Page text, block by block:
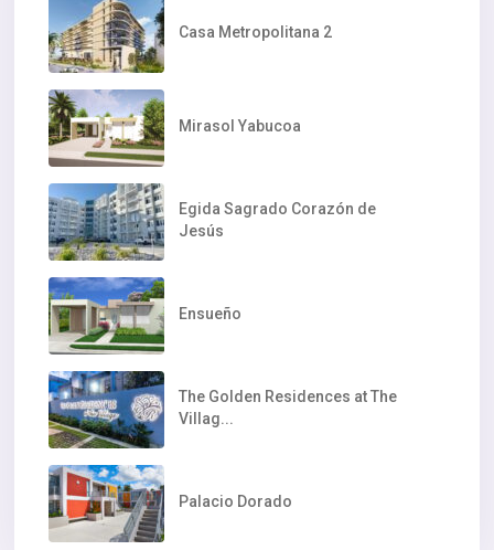
Casa Metropolitana 2
Mirasol Yabucoa
Egida Sagrado Corazón de
Jesús
Ensueño
The Golden Residences at The
Villag...
Palacio Dorado